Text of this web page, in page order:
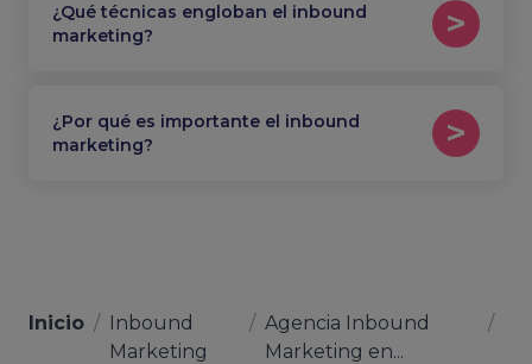
¿Qué técnicas engloban el inbound
marketing?
¿Por qué es importante el inbound
marketing?
Inicio / Inbound
Marketing
/ Agencia Inbound
Marketing en...
/